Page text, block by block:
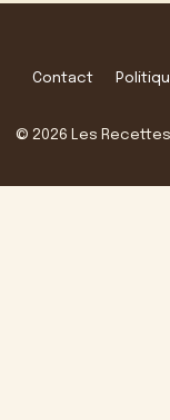
Contact
© 2026 Les